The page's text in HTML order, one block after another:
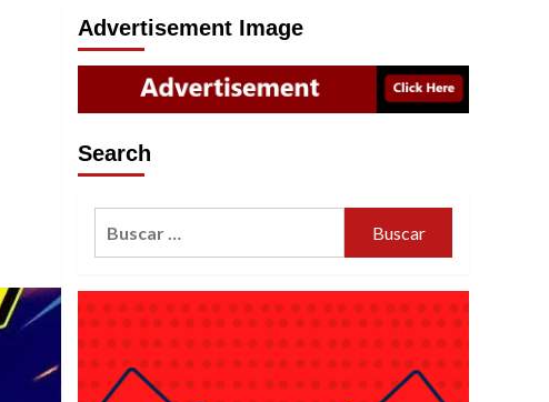
Advertisement Image
Search